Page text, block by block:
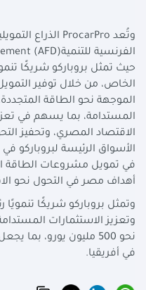
وتُعد ProcarPro الذراع
الفرنسية للتنمية(AFD)
حيث تمثل بروباركو شريكًا
الخاص، من خلال توفير
الموجهة نحو الطاقة المتجددة،
المستدامة، بما يسهم في
الاقتصاد المصري، وتحفيز
الأسواق الرئيسة لبروباركو
في تمويل مشروعات الطاقة
أهداف مصر في التحول نحو
وتمثل بروباركو شريكًا
وتعزيز الاستثمارات
نحو 500 مليون يورو،
في أفريقيا.